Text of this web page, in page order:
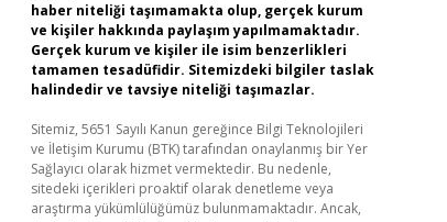
haber niteliği taşımamakta olup, gerçek kurum
ve kişiler hakkında paylaşım yapılmamaktadır.
Gerçek kurum ve kişiler ile isim benzerlikleri
tamamen tesadüfidir. Sitemizdeki bilgiler taslak
halindedir ve tavsiye niteliği taşımazlar.
Sitemiz, 5651 Sayılı Kanun gereğince Bilgi Teknolojileri
ve İletişim Kurumu (BTK) tarafından onaylanmış bir Yer
Sağlayıcı olarak hizmet vermektedir. Bu nedenle,
sitedeki içerikleri proaktif olarak denetleme veya
araştırma yükümlülüğümüz bulunmamaktadır. Ancak,